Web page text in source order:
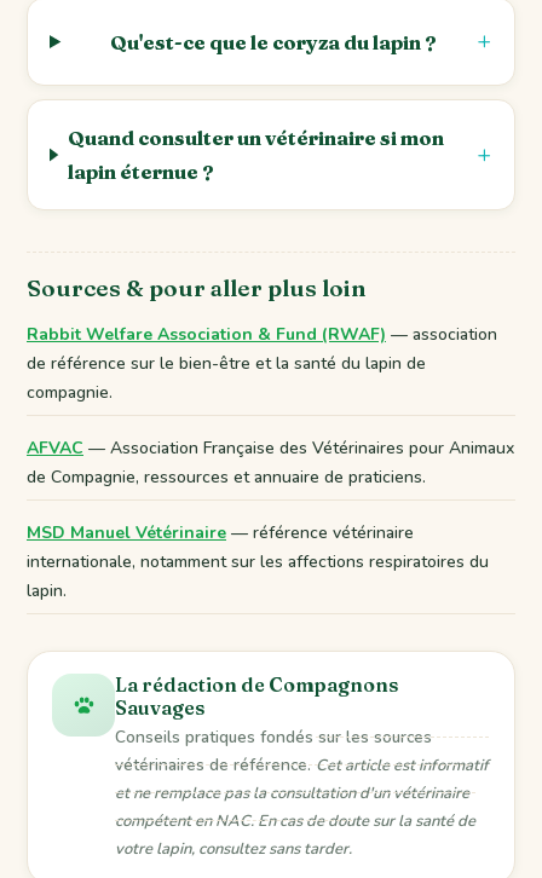
Qu'est-ce que le coryza du lapin ?
Quand consulter un vétérinaire si mon
lapin éternue ?
Sources & pour aller plus loin
Rabbit Welfare Association & Fund (RWAF) — association
de référence sur le bien-être et la santé du lapin de
compagnie.
AFVAC — Association Française des Vétérinaires pour Animaux
de Compagnie, ressources et annuaire de praticiens.
MSD Manuel Vétérinaire — référence vétérinaire
internationale, notamment sur les affections respiratoires du
lapin.
La rédaction de Compagnons
Sauvages
Conseils pratiques fondés sur les sources
vétérinaires de référence.Cet article est informatif
et ne remplace pas la consultation d'un vétérinaire
compétent en NAC. En cas de doute sur la santé de
votre lapin, consultez sans tarder.